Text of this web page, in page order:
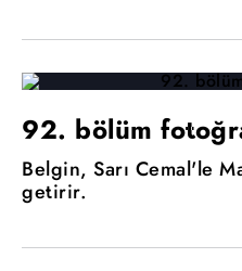
92. bölüm
Belgin, Sarı Cemal'le
getirir.